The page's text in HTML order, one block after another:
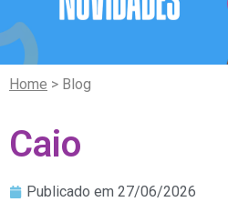
Home > Blog
Caio
Publicado em 27/06/2026